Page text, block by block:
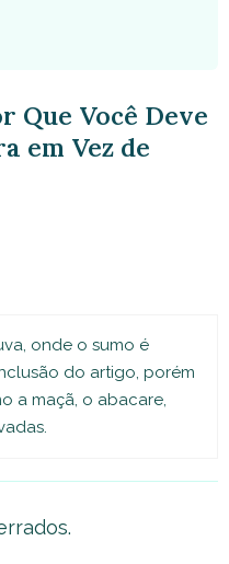
Que Você Deve
em Vez de
onde o sumo é
do artigo, porém
a maçã, o abacare,